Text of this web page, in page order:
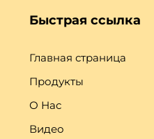
Быстрая ссылка
Главная страница
Продукты
О Нас
Видео